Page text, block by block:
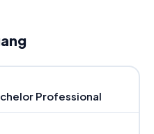
Professional